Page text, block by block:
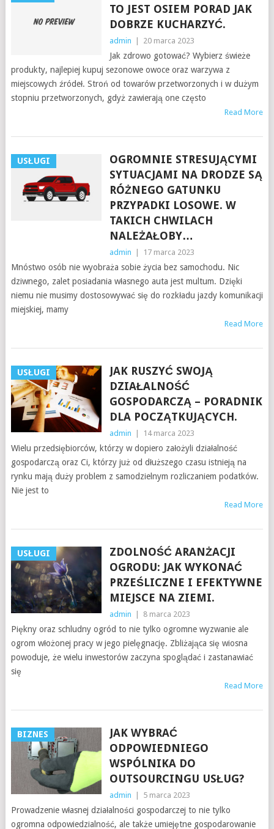
TO JEST OSIEM PORAD JAK
DOBRZE KUCHARZYĆ.
admin 20 marca 2023
Jak zdrowo gotować? Wybierz świeże
produkty, najlepiej kupuj sezonowe owoce oraz warzywa z
miejscowych źródeł. Stroń od towarów przetworzonych i w dużym
stopniu przetworzonych, gdyż zawierają one często
Read More
USŁUGI
OGROMNIE STRESUJĄCYMI
SYTUACJAMI NA DRODZE SĄ
RÓŻNEGO GATUNKU
PRZYPADKI LOSOWE. W
TAKICH CHWILACH
NALEŻAŁOBY…
admin 17 marca 2023
Mnóstwo osób nie wyobraża sobie życia bez samochodu. Nic
dziwnego, zalet posiadania własnego auta jest multum. Dzięki
niemu nie musimy dostosowywać się do rozkładu jazdy komunikacji
miejskiej, mamy
Read More
USŁUGI
JAK RUSZYĆ SWOJĄ
DZIAŁALNOŚĆ
GOSPODARCZĄ – PORADNIK
DLA POCZĄTKUJĄCYCH.
admin 14 marca 2023
Wielu przedsiębiorców, którzy w dopiero założyli działalność
gospodarczą oraz Ci, którzy już od dłuższego czasu istnieją na
rynku mają duży problem z samodzielnym rozliczaniem podatków.
Nie jest to
Read More
USŁUGI
ZDOLNOŚĆ ARANŻACJI
OGRODU: JAK WYKONAĆ
PRZEŚLICZNE I EFEKTYWNE
MIEJSCE NA ZIEMI.
admin 8 marca 2023
Piękny oraz schludny ogród to nie tylko ogromne wyzwanie ale
ogrom włożonej pracy w jego pielęgnację. Zbliżająca się wiosna
powoduje, że wielu inwestorów zaczyna spoglądać i zastanawiać
się
Read More
BIZNES
JAK WYBRAĆ
ODPOWIEDNIEGO
WSPÓLNIKA DO
OUTSOURCINGU USŁUG?
admin 5 marca 2023
Prowadzenie własnej działalności gospodarczej to nie tylko
ogromna odpowiedzialność, ale także umiejętne gospodarowanie